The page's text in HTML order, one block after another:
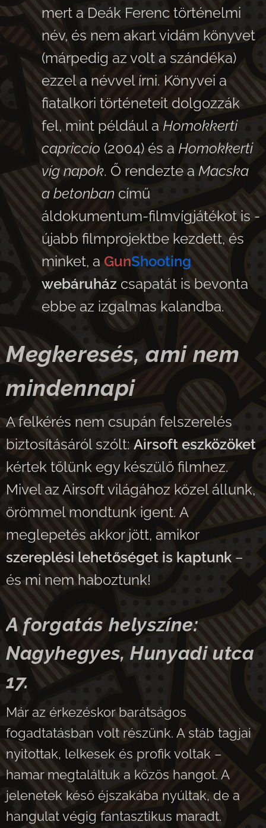
mert a Deák Ferenc történelmi
név, és nem akart vidám könyvet
(márpedig az volt a szándéka)
ezzel a névvel írni. Könyvei a
fiatalkori történeteit dolgozzák
fel, mint például a Homokkerti
capriccio (2004) és a Homokkerti
víg napok. Ő rendezte a Macska
a betonban című
áldokumentum-filmvígjátékot is -
újabb filmprojektbe kezdett, és
minket, a GunShooting
webáruház csapatát is bevonta
ebbe az izgalmas kalandba.
Megkeresés, ami nem
mindennapi
A felkérés nem csupán felszerelés
biztosításáról szólt: Airsoft eszközöket
kértek tőlünk egy készülő filmhez.
Mivel az Airsoft világához közel állunk,
örömmel mondtunk igent. A
meglepetés akkor jött, amikor
szereplési lehetőséget is kaptunk –
és mi nem haboztunk!
A forgatás helyszíne:
Nagyhegyes, Hunyadi utca
17.
Már az érkezéskor barátságos
fogadtatásban volt részünk. A stáb tagjai
nyitottak, lelkesek és profik voltak –
hamar megtaláltuk a közös hangot. A
jelenetek késő éjszakába nyúltak, de a
hangulat végig fantasztikus maradt.